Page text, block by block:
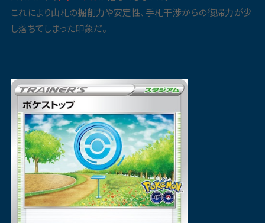
これにより山札の掘削力や安定性、手札干渉からの復帰力が少
し落ちてしまった印象だ。